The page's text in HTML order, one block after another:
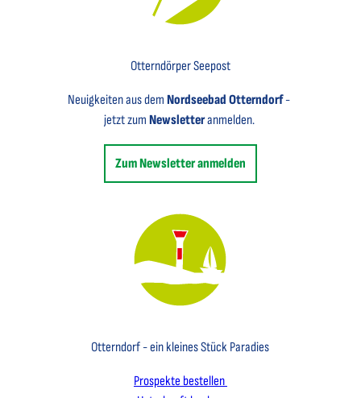
Otterndörper Seepost
Neuigkeiten aus demNordseebad Otterndorf-
jetzt zum Newsletteranmelden.
Zum Newsletter anmelden
Otterndorf - ein kleines Stück Paradies
Prospekte bestellen